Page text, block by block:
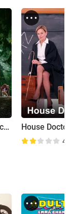
Celebrity Race Across the World House Doctor
4.6